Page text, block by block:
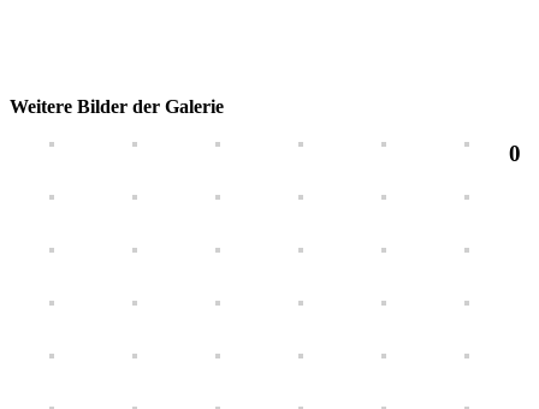
Weitere Bilder der Galerie
0